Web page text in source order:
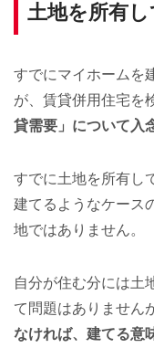
土地を所有
すでにマイホームを
が、賃貸併用住宅を
貸需要」について入
すでに土地を所有し
建てるようなケース
地ではありません。
自分が住む分には土
て問題はありません
なければ、建てる意